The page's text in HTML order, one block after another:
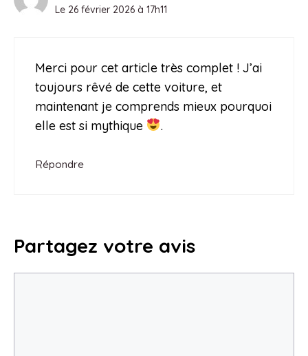
Le 26 février 2026 à 17h11
Merci pour cet article très complet ! J’ai
toujours rêvé de cette voiture, et
maintenant je comprends mieux pourquoi
elle est si mythique
.
Répondre
Partagez votre avis